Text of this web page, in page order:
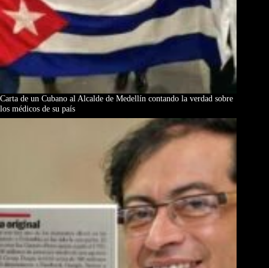
Carta de un Cubano al Alcalde de Medellín contando la verdad sobre
los médicos de su país